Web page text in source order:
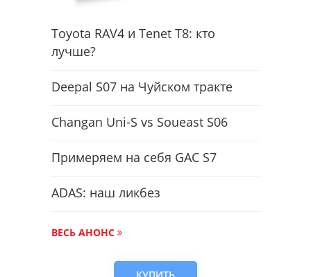
Toyota RAV4 и Tenet T8: кто
лучше?
Deepal S07 на Чуйском тракте
Changan Uni-S vs Soueast S06
Примеряем на себя GAC S7
ADAS: наш ликбез
ВЕСЬ АНОНС
КУПИТЬ